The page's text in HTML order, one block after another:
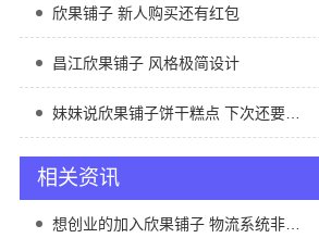
欣果铺子 新人购买还有红包
昌江欣果铺子 风格极简设计
妹妹说欣果铺子饼干糕点 下次还要买它
相关资讯
想创业的加入欣果铺子 物流系统非常庞大